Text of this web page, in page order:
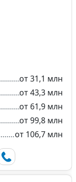
от 31,1 млн
от 43,3 млн
от 61,9 млн
от 99,8 млн
от 106,7 млн